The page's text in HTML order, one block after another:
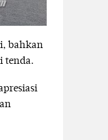
bahkan
tenda.